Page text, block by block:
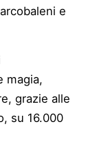
e
magia,
grazie alle
su 16.000